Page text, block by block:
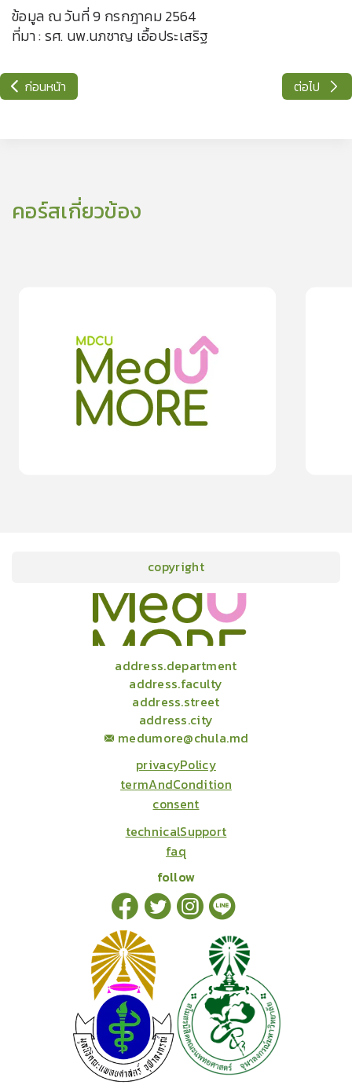
ข้อมูล ณ วันที่ 9 กรกฎาคม 2564
ที่มา : รศ. นพ.นภชาญ เอื้อประเสริฐ
ก่อนหน้า ต่อไป
คอร์สเกี่ยวข้อง
ทำกิจกรรมภายในครอบครัวให้สุขใจ ห่างไกล “โควิด-19”
0.0 0rating)
moreDetails
copyright
address.department
address.faculty
address.street
address.city
medumore@chula.md
privacyPolicy
termAndCondition
consent
technicalSupport
faq
follow
onlineCourses academicConferencesnewsinfographic